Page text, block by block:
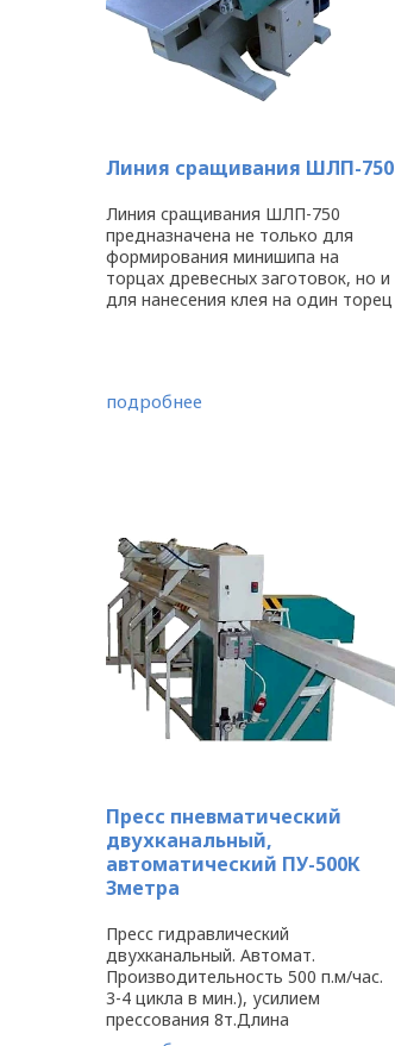
Линия сращивания ШЛП-750
Линия сращивания ШЛП-750
предназначена не только для
формирования минишипа на
торцах древесных заготовок, но и
для нанесения клея на один торец
подробнее
Пресс пневматический
двухканальный,
автоматический ПУ-500К
3метра
Пресс гидравлический
двухканальный. Автомат.
Производительность 500 п.м/час.
3-4 цикла в мин.), усилием
прессования 8т.Длина
прессования 3 м. Система